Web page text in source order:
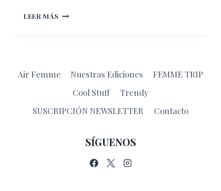
LEER MÁS VIAJAR
AVENTURA
DIVERTIDA
Air Femme Nuestras Ediciones
FEMME TRIP
Cool Stuff
Trendy
SUSCRIPCIÓN NEWSLETTER
Contacto
SÍGUENOS